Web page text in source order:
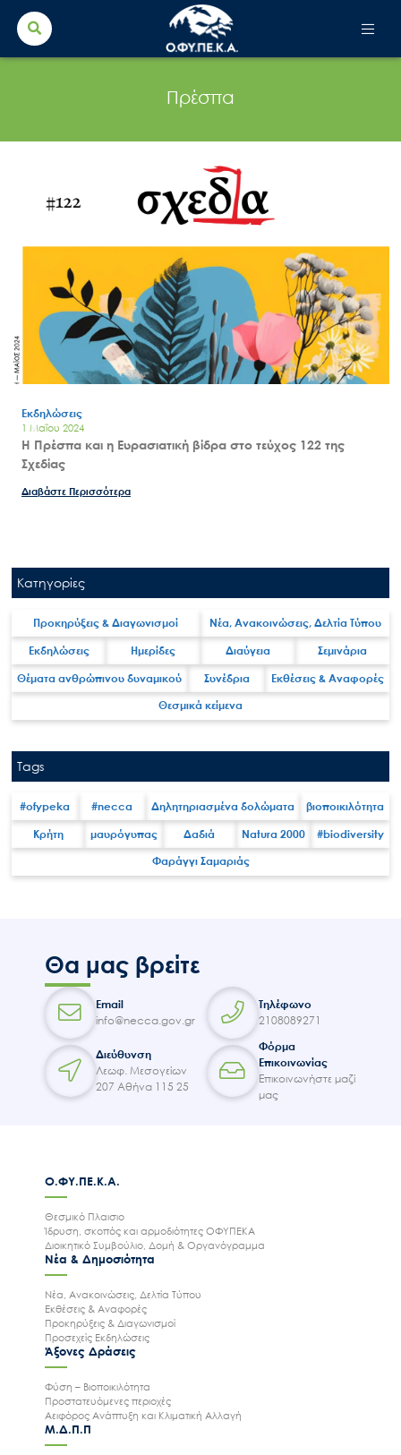
Search
for:
Νέα – Δημοσιότητα
Άξονες δράσης
Έργα
Εισιτήρια
Επικοινωνία
Πρέσπα
Εκδηλώσεις
1 Μαΐου 2024
H Πρέσπα και η Ευρασιατική βίδρα στο τεύχος 122 της
Σχεδίας
Διαβάστε Περισσότερα
Κατηγορίες
Προκηρύξεις & Διαγωνισμοί Νέα, Ανακοινώσεις, Δελτία Τύπου
Εκδηλώσεις Ημερίδες Διαύγεια Σεμινάρια
Θέματα ανθρώπινου δυναμικού Συνέδρια Εκθέσεις & Αναφορές
Θεσμικά κείμενα
Tags
#ofypeka #necca Δηλητηριασμένα δολώματα βιοποικιλότητα
Κρήτη μαυρόγυπας Δαδιά Natura 2000 #biodiversity
Φαράγγι Σαμαριάς
Θα μας βρείτε
Email
info@necca.gov.gr
Τηλέφωνο
2108089271
Διεύθυνση
Λεωφ. Μεσογείων
207 Αθήνα 115 25
Φόρμα
Επικοινωνίας
Επικοινωνήστε μαζί
μας
Ο.ΦΥ.ΠΕ.Κ.Α.
Θεσμικό Πλαισιο
Ίδρυση, σκοπός και αρμοδιότητες ΟΦΥΠΕΚΑ
Διοικητικό Συμβούλιο, Δομή & Οργανόγραμμα
Νέα & Δημοσιότητα
Νέα, Ανακοινώσεις, Δελτία Τύπου
Εκθέσεις & Αναφορές
Προκηρύξεις & Διαγωνισμοί
Προσεχείς Εκδηλώσεις
Άξονες Δράσεις
Φύση – Βιοποικιλότητα
Προστατευόμενες περιοχές
Αειφόρος Ανάπτυξη και Κλιματική Αλλαγή
Μ.Δ.Π.Π